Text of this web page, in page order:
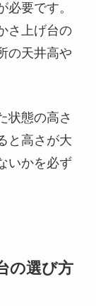
要です。
さ上げ台の
の天井高や
状態の高さ
と高さが大
いかを必ず
の選び方